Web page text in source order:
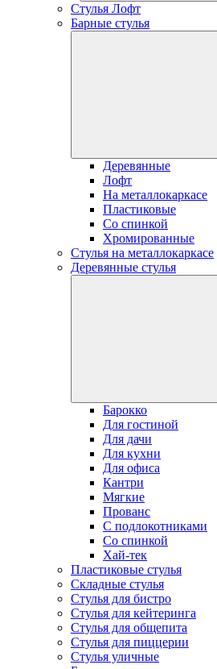
Стулья Лофт
Барные стулья
Деревянные
Лофт
На металлокаркасе
Пластиковые
Со спинкой
Хромированные
Стулья на металлокаркасе
Деревянные стулья
Барокко
Для гостиной
Для дачи
Для кухни
Для офиса
Кантри
Мягкие
Прованс
С подлокотниками
Со спинкой
Хай-тек
Пластиковые стулья
Складные стулья
Стулья для бистро
Стулья для кейтеринга
Стулья для общепита
Стулья для пиццерии
Стулья уличные